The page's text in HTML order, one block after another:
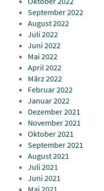
September 2022
August 2022
Juli 2022
Juni 2022
Mai 2022
April 2022
März 2022
Februar 2022
Januar 2022
Dezember 2021
November 2021
Oktober 2021
September 2021
August 2021
Juli 2021
Juni 2021